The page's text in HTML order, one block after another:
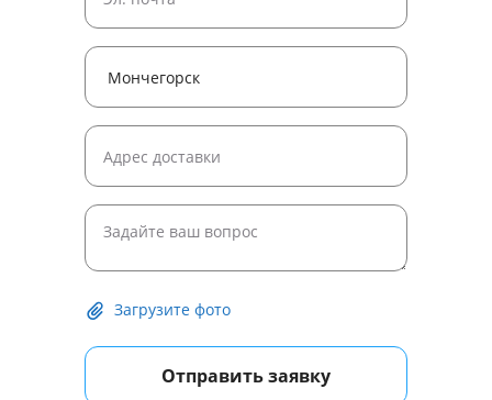
Загрузите фото
Отправить заявку